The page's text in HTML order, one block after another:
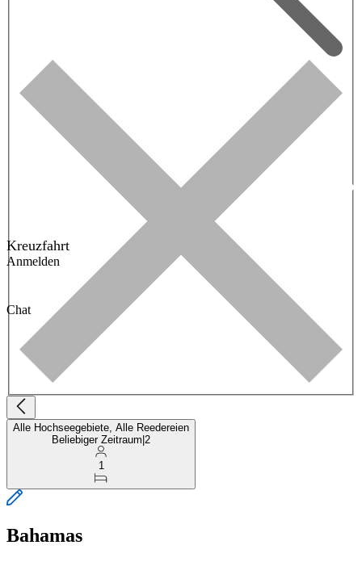
Kreuzfahrt
Anmelden
Chat
Alle Hochseegebiete, Alle Reedereien
Beliebiger Zeitraum 2
1
Bahamas